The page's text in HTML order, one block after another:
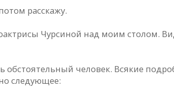
расскажу.
Чурсиной над моим столом.
обстоятельный человек. Всякие
следующее: